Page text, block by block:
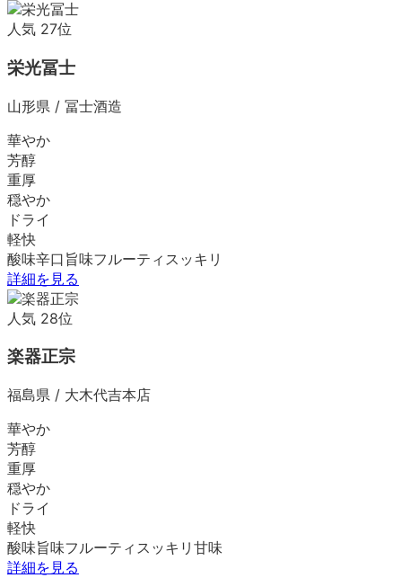
人気 27位
栄光冨士
山形県 / 冨士酒造
華やか
芳醇
重厚
穏やか
ドライ
軽快
酸味辛口 旨味フルーティ スッキリ
詳細を見る
人気 28位
楽器正宗
福島県 / 大木代吉本店
華やか
芳醇
重厚
穏やか
ドライ
軽快
酸味旨味フルーティ スッキリ 甘味
詳細を見る